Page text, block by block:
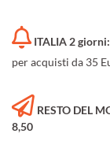
ITALIA 2
per acquisti da 35
RESTO DEL
8,50